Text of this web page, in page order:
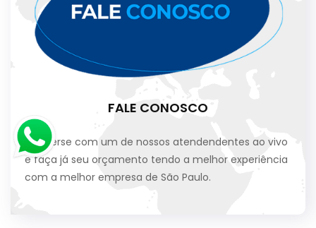
FALE CONOSCO
Converse com um de nossos atendendentes ao vivo
e faça já seu orçamento tendo a melhor experiência
com a melhor empresa de São Paulo.